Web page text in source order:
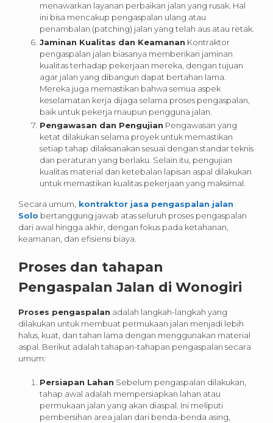
menawarkan layanan perbaikan jalan yang rusak. Hal
ini bisa mencakup pengaspalan ulang atau
penambalan (patching) jalan yang telah aus atau retak.
Jaminan Kualitas dan Keamanan Kontraktor
pengaspalan jalan biasanya memberikan jaminan
kualitas terhadap pekerjaan mereka, dengan tujuan
agar jalan yang dibangun dapat bertahan lama.
Mereka juga memastikan bahwa semua aspek
keselamatan kerja dijaga selama proses pengaspalan,
baik untuk pekerja maupun pengguna jalan.
Pengawasan dan Pengujian Pengawasan yang
ketat dilakukan selama proyek untuk memastikan
setiap tahap dilaksanakan sesuai dengan standar teknis
dan peraturan yang berlaku. Selain itu, pengujian
kualitas material dan ketebalan lapisan aspal dilakukan
untuk memastikan kualitas pekerjaan yang maksimal.
Secara umum, kontraktor jasa pengaspalan jalan
Solo bertanggung jawab atas seluruh proses pengaspalan
dari awal hingga akhir, dengan fokus pada ketahanan,
keamanan, dan efisiensi biaya.
Proses dan tahapan
Pengaspalan Jalan di Wonogiri
Proses pengaspalan adalah langkah-langkah yang
dilakukan untuk membuat permukaan jalan menjadi lebih
halus, kuat, dan tahan lama dengan menggunakan material
aspal. Berikut adalah tahapan-tahapan pengaspalan secara
umum:
Persiapan Lahan Sebelum pengaspalan dilakukan,
tahap awal adalah mempersiapkan lahan atau
permukaan jalan yang akan diaspal. Ini meliputi
pembersihan area jalan dari benda-benda asing,